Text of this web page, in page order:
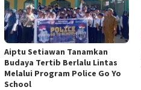
Aiptu Setiawan Tanamkan
Budaya Tertib Berlalu Lintas
Melalui Program Police Go Yo
School